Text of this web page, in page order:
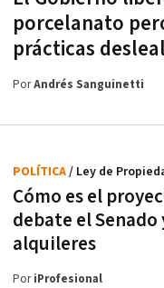
porcelanato
prácticas
PorAndrés Sanguinetti
Cómo es el
debate el
alquileres
POLÍTICA/ Ley de
PoriProfesional